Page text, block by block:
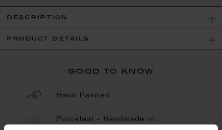
description
product details
good to know
Hand Painted
Porcelain - Handmade in